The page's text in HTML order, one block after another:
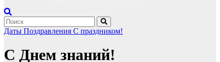
Даты Поздравления С праздником!
С Днем знаний!